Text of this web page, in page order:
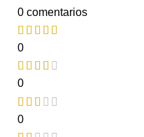
0 comentarios
0
0
0